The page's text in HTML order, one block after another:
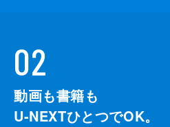
02
動画も書籍も
U-NEXTひとつでOK。